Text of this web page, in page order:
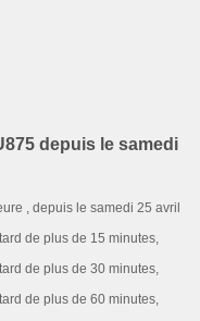
depuis le samedi
, depuis le samedi 25 avril
de plus de 15 minutes,
de plus de 30 minutes,
de plus de 60 minutes,